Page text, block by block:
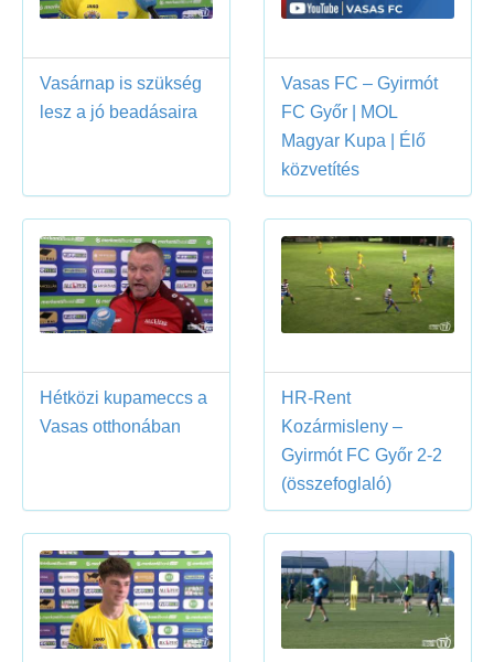
Vasárnap is szükség
lesz a jó beadásaira
Vasas FC – Gyirmót
FC Győr | MOL
Magyar Kupa | Élő
közvetítés
Hétközi kupameccs a
Vasas otthonában
HR-Rent
Kozármisleny –
Gyirmót FC Győr 2-2
(összefoglaló)